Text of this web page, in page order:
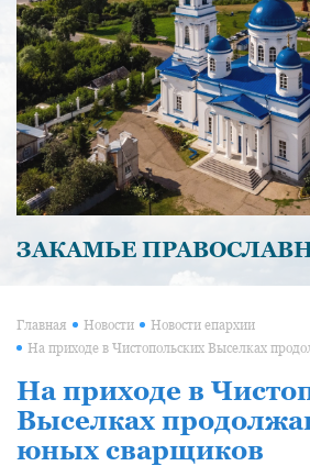
ЗАКАМЬЕ
Главная Новости Новости епархии
На приходе в
Выселках
юных сварщиков